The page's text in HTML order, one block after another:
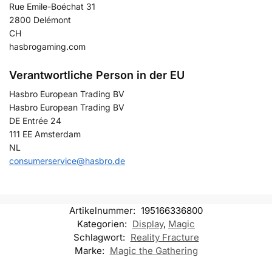
Rue Emile-Boéchat 31
2800 Delémont
CH
hasbrogaming.com
Verantwortliche Person in der EU
Hasbro European Trading BV
Hasbro European Trading BV
DE Entrée 24
111 EE Amsterdam
NL
consumerservice@hasbro.de
Artikelnummer: 195166336800
Kategorien: Display, Magic
Schlagwort: Reality Fracture
Marke: Magic the Gathering